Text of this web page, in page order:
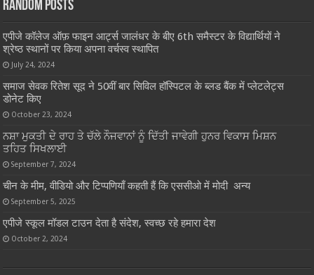
Random Posts
एपीजे कॉलेज ऑफ़ फाइन आर्ट्स जालंधर के बीए 6th समैस्टर के विद्यार्थियों ने
श्रेष्ठ स्थानों पर किया अपना वर्चस्व स्थापित
July 24, 2024
समाज सेवक रितेश सूद ने 50वीं बार सिविल हॉस्पिटल के ब्लड बैंक में प्लेटलेट्स
डोनेट किए
October 23, 2024
ਨਸ਼ਾ ਮੁਕਤੀ ਦੇ ਰਾਹ ਤੇ ਚੱਲੇ ਨੌਜਵਾਨਾਂ ਨੂੰ ਦਿੱਤੀ ਜਾਵੇਗੀ ਹੁਨਰ ਵਿਕਾਸ ਮਿਸ਼ਨ
ਤਹਿਤ ਸਿਖਲਾਈ
September 7, 2024
चीन के मीम, वीडियो और टिप्पणियाँ कहती हैं कि एससीओ में मोदी अन्य
September 5, 2025
एपीजे स्कूल मॉडल टाउन देता है संदेश, स्वच्छ रहे हमारा देश
October 2, 2024